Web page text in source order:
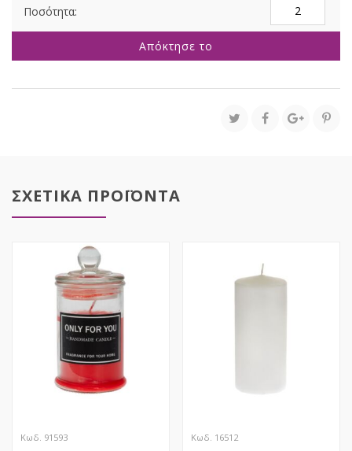
ΚΥΛΙΝΔΡΟΣ
ΕΚ
Απόκτησε το
ΣΧΕΤΙΚΑ ΠΡΟΪΟΝΤΑ
Κωδ. 91593 Κωδ. 16512